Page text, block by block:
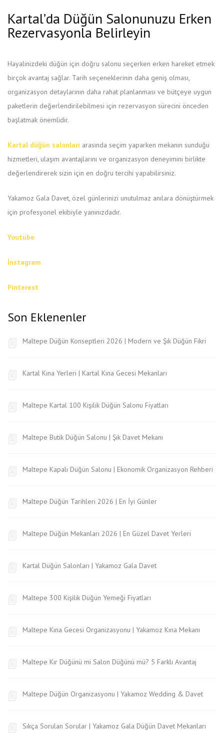
Kartal’da Düğün Salonunuzu Erken
Rezervasyonla Belirleyin
Hayalinizdeki düğün için doğru salonu seçerken erken hareket etmek
birçok avantaj sağlar. Tarih seçeneklerinin daha geniş olması,
organizasyon detaylarının daha rahat planlanması ve bütçeye uygun
paketlerin değerlendirilebilmesi için rezervasyon sürecini önceden
başlatmak önemlidir.
Kartal düğün salonları arasında seçim yaparken mekanın sunduğu
hizmetleri, ulaşım avantajlarını ve organizasyon deneyimini birlikte
değerlendirerek sizin için en doğru tercihi yapabilirsiniz.
Yakamoz Gala Davet, özel günlerinizi unutulmaz anılara dönüştürmek
için profesyonel ekibiyle yanınızdadır.
Youtube
İnstagram
Pinterest
Son Eklenenler
Maltepe Düğün Konseptleri 2026 | Modern ve Şık Düğün Fikri
Kartal Kına Yerleri | Kartal Kına Gecesi Mekanları
Maltepe Kartal 100 Kişilik Düğün Salonu Fiyatları
Maltepe Butik Düğün Salonu | Şık Davet Mekanı
Maltepe Kapalı Düğün Salonu | Ekonomik Organizasyon Rehberi
Maltepe Düğün Tarihleri 2026 | En İyi Günler
Maltepe Düğün Mekanları 2026 | En Güzel Davet Yerleri
Kartal Düğün Salonları | Yakamoz Gala Davet
Maltepe 300 Kişilik Düğün Yemeği Fiyatları
Maltepe Kına Gecesi Organizasyonu | Yakamoz Kına Mekanı
Maltepe Kır Düğünü mi Salon Düğünü mü? 5 Farklı Avantaj
Maltepe Düğün Organizasyonu | Yakamoz Wedding & Davet
Sıkça Sorulan Sorular | Yakamoz Gala Düğün Davet Mekanları